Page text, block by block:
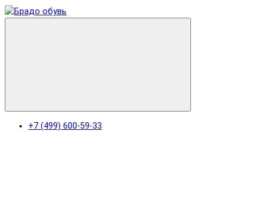
+7 (499) 600-59-33